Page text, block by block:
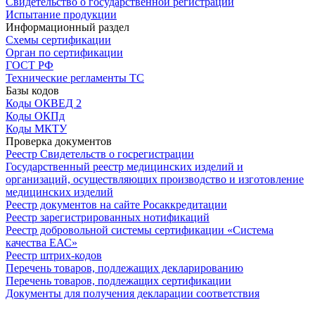
Испытание продукции
Информационный раздел
Схемы сертификации
Орган по сертификации
ГОСТ РФ
Технические регламенты ТС
Базы кодов
Коды ОКВЕД 2
Коды ОКПд
Коды МКТУ
Проверка документов
Реестр Свидетельств о госрегистрации
Государственный реестр медицинских изделий и
организаций, осуществляющих производство и изготовление
медицинских изделий
Реестр документов на сайте Росаккредитации
Реестр зарегистрированных нотификаций
Реестр добровольной системы сертификации «Система
качества ЕАС»
Реестр штрих-кодов
Перечень товаров, подлежащих декларированию
Перечень товаров, подлежащих сертификации
Документы для получения декларации соответствия